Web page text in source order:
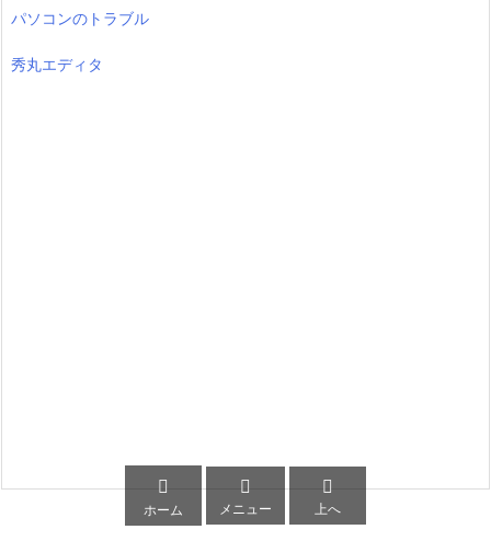
パソコンのトラブル
秀丸エディタ

ホーム

メニュー

上へ